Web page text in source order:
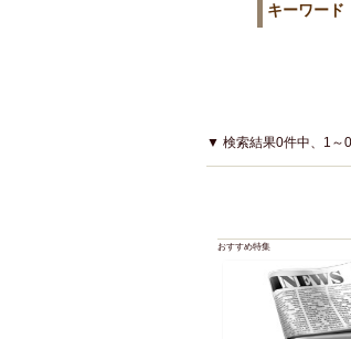
キーワード
▼ 検索結果0件中、1～
おすすめ特集